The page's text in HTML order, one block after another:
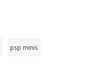
psp minis